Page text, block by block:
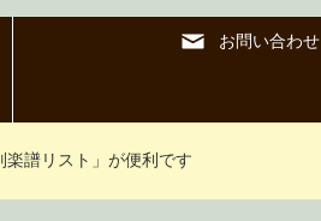
お問い合わせ
楽譜リスト」が便利です